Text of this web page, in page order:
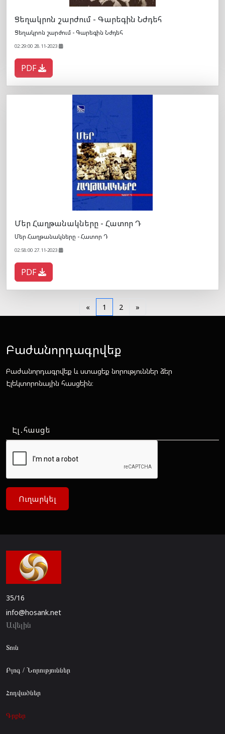
Ցեղակրոն շարժում - Գարեգին Նժդեհ
Ցեղակրոն շարժում - Գարեգին Նժդեհ
02:29:00 28.11-2023
PDF
Մեր Հաղթանակները - Հատոր Դ
Մեր Հաղթանակները - Հատոր Դ
02:58:00 27.11-2023
PDF
« 1 2 »
Բաժանորդագրվեք
Բաժանորդագրվեք և ստացեք նորություններ ձեր
Էլեկտորոնային հասցեին։
Ուղարկել
35/16
info@hosank.net
Ավելին
Տուն
Բլոգ / Նորություններ
Հոդվածներ
Գրքեր